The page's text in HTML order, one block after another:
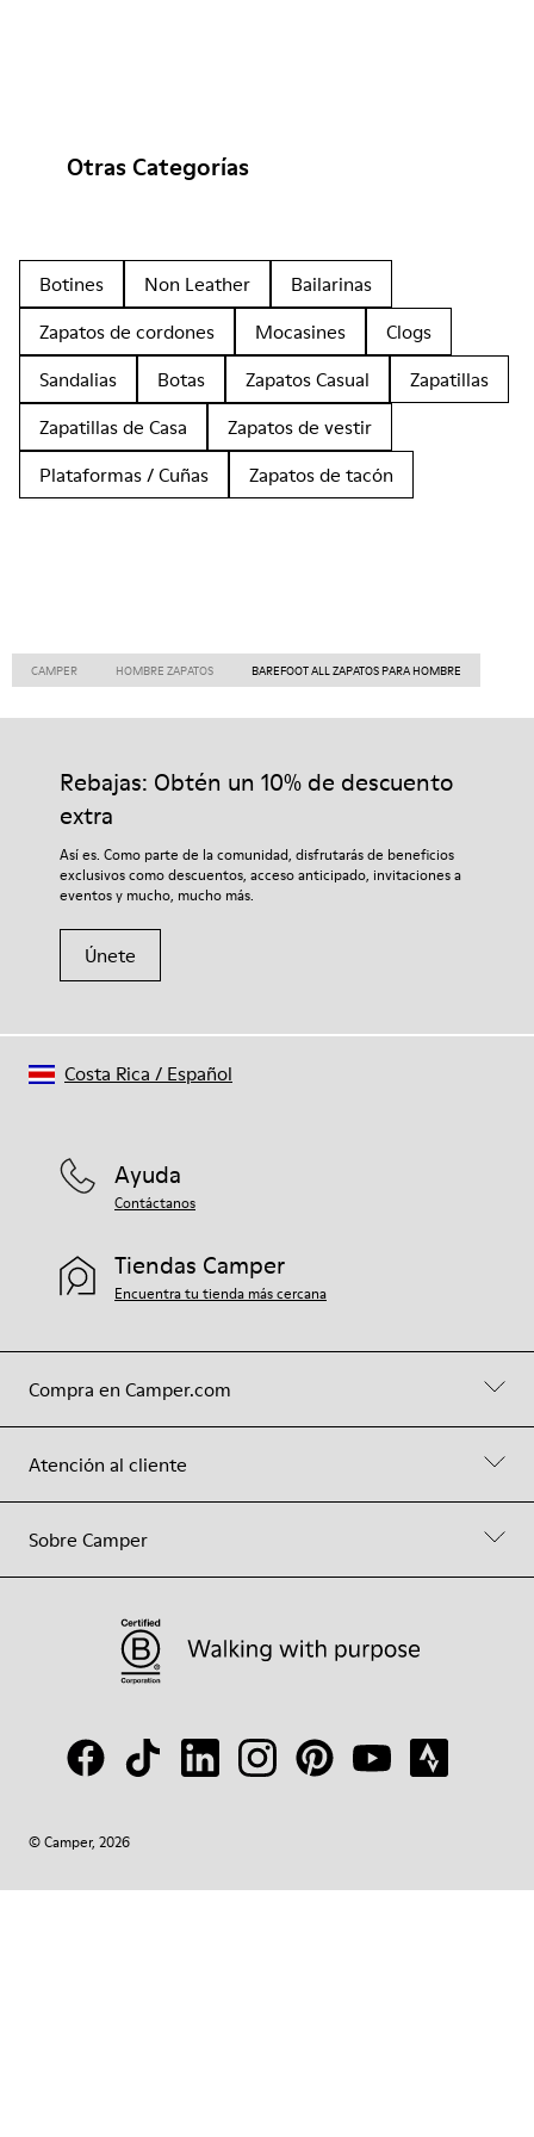
Otras Categorías
Botines Non Leather
Bailarinas
Zapatos de cordones
Mocasines
Clogs
Sandalias
Botas Zapatos Casual
Zapatillas
Zapatillas de Casa
Zapatos de vestir
Plataformas / Cuñas
Zapatos de tacón
CAMPER HOMBRE ZAPATOS BAREFOOT ALL ZAPATOS PARA HOMBRE
Rebajas: Obtén un 10% de descuento
extra
Así es. Como parte de la comunidad, disfrutarás de beneficios
exclusivos como descuentos, acceso anticipado, invitaciones a
eventos y mucho, mucho más.
Únete
Compra en Camper.com
Atención al cliente
Sobre Camper
Ayuda
Contáctanos
Tiendas Camper
Encuentra tu tienda más cercana
© Camper, 2026
Costa Rica / Español